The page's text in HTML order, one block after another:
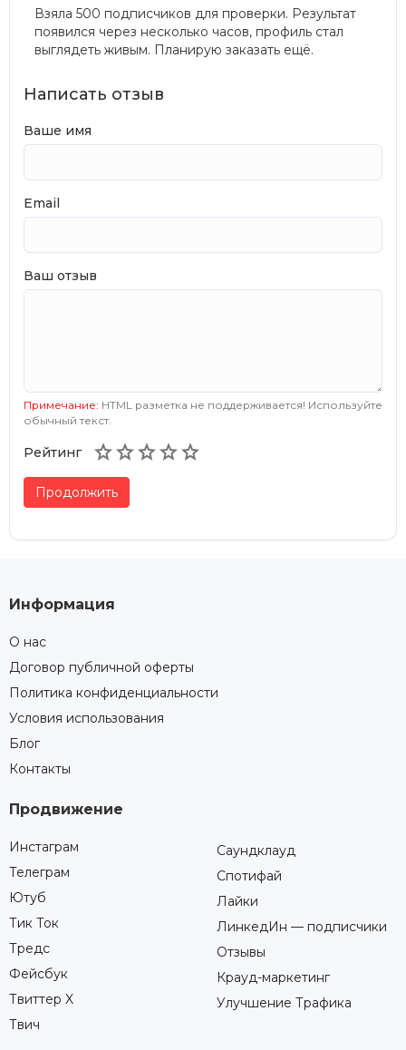
Взяла 500 подписчиков для проверки. Результат
появился через несколько часов, профиль стал
выглядеть живым. Планирую заказать ещё.
Написать отзыв
Ваше имя
Email
Ваш отзыв
Примечание: HTML разметка не поддерживается! Используйте
обычный текст.
Рейтинг 
Продолжить
Информация
О нас
Договор публичной оферты
Политика конфиденциальности
Условия использования
Блог
Контакты
Продвижение
Инстаграм
Телеграм
Ютуб
Тик Ток
Тредс
Фейсбук
Твиттер X
Твич
Саундклауд
Спотифай
Лайки
ЛинкедИн — подписчики
Отзывы
Крауд-маркетинг
Улучшение Трафика